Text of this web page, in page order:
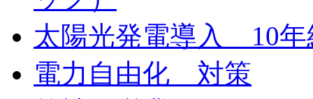
太陽光発電導入 10年
電力自由化 対策